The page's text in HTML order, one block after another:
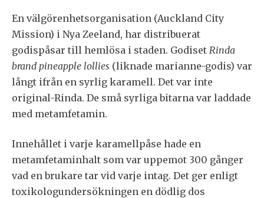
En välgörenhetsorganisation (Auckland City
Mission) i Nya Zeeland, har distribuerat
godispåsar till hemlösa i staden. Godiset Rinda
brand pineapple lollies (liknade marianne-godis) var
långt ifrån en syrlig karamell. Det var inte
original-Rinda. De små syrliga bitarna var laddade
med metamfetamin.
Innehållet i varje karamellpåse hade en
metamfetaminhalt som var uppemot 300 gånger
vad en brukare tar vid varje intag. Det ger enligt
toxikologundersökningen en dödlig dos